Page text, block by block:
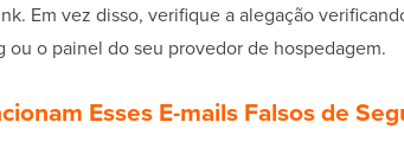
Em vez disso, verifique a alegação
ou o painel do seu provedor de hospedagem.
Esses E-mails Falsos de